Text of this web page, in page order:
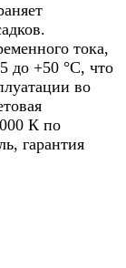
тока,
до +50 °С, что
во
К по
гарантия